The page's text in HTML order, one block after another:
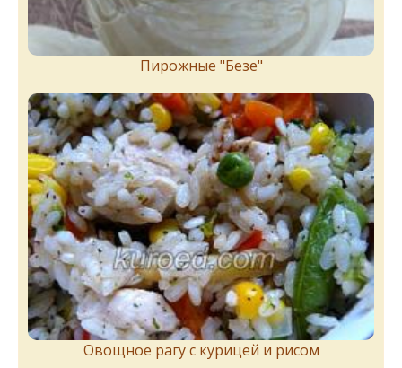
Пирожныe "Бeзe"
Овощное рагу с курицей и рисом